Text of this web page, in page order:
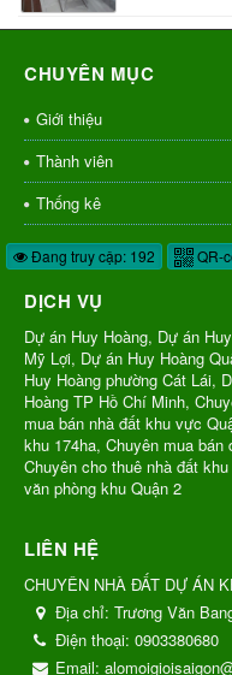
CHUYÊN MỤC
Giới thiệu
Thành viên
Thống kê
Đang truy cập: 192 QR-
DỊCH VỤ
Dự án Huy Hoàng, Dự án
Mỹ Lợi, Dự án Huy Hoàng
Huy Hoàng phường Cát Lái,
Hoàng TP Hồ Chí Minh,
mua bán nhà đất khu vực
khu 174ha, Chuyên mua
Chuyên cho thuê nhà đất
văn phòng khu Quận 2
LIÊN HỆ
CHUYÊN NHÀ ĐẤT DỰ ÁN
Địa chỉ: Trương Văn
Điện thoại: 0903380680
Email: